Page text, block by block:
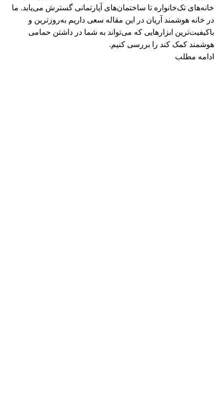
خانه‌های تک‌خانواره تا ساختمان‌های آپارتمانی گسترش می‌یابد. ما
در خانه هوشمند آریان در این مقاله سعی داریم به‌روز‌ترین و
با‌کیفیت‌ترین ابزار‌هایی که می‌تواند به شما در داشتن حمامی
هوشمند کمک کند را بررسی کنیم.
ادامه مطلب